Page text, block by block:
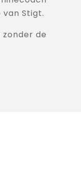
van Stigt.
de